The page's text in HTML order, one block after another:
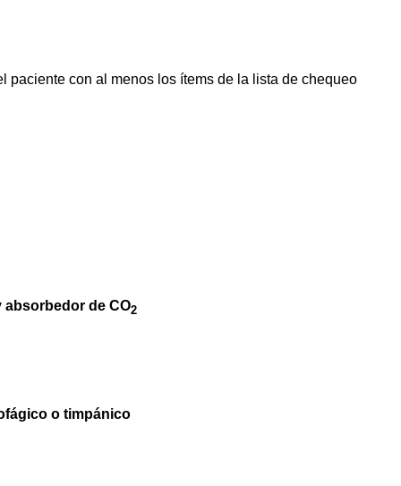
con al menos los ítems de la lista de chequeo
de CO2
o timpánico